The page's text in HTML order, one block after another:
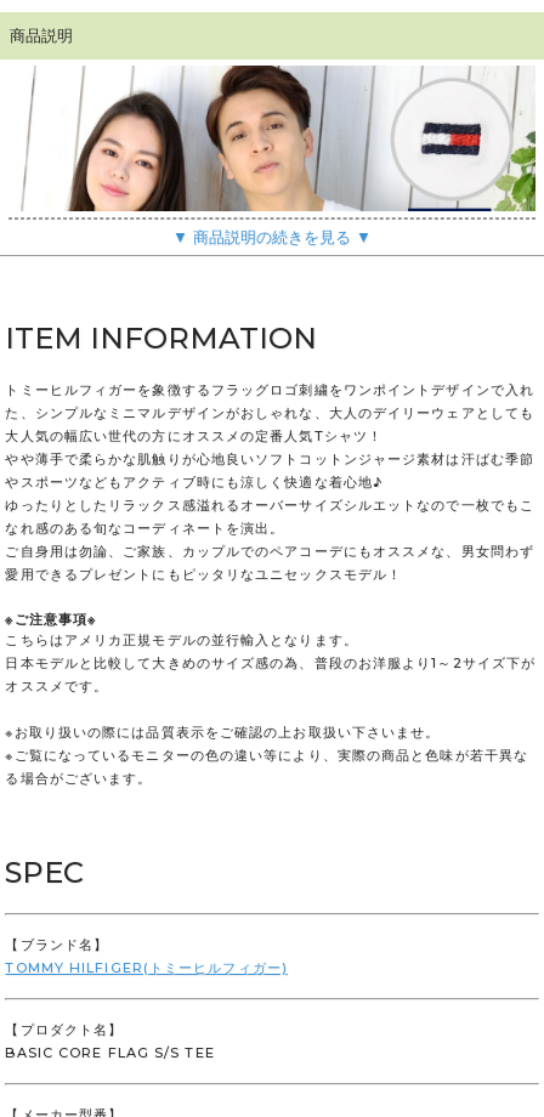
商品説明
▼ 商品説明の続きを見る ▼
ITEM INFORMATION
トミーヒルフィガーを象徴するフラッグロゴ刺繍をワンポイントデザインで入れ
た、シンプルなミニマルデザインがおしゃれな、大人のデイリーウェアとしても
大人気の幅広い世代の方にオススメの定番人気Tシャツ！
やや薄手で柔らかな肌触りが心地良いソフトコットンジャージ素材は汗ばむ季節
やスポーツなどもアクティブ時にも涼しく快適な着心地♪
ゆったりとしたリラックス感溢れるオーバーサイズシルエットなので一枚でもこ
なれ感のある旬なコーディネートを演出。
ご自身用は勿論、ご家族、カップルでのペアコーデにもオススメな、男女問わず
愛用できるプレゼントにもピッタリなユニセックスモデル！
※ご注意事項※
こちらはアメリカ正規モデルの並行輸入となります。
日本モデルと比較して大きめのサイズ感の為、普段のお洋服より1～2サイズ下が
オススメです。
※お取り扱いの際には品質表示をご確認の上お取扱い下さいませ。
※ご覧になっているモニターの色の違い等により、実際の商品と色味が若干異な
る場合がございます。
SPEC
【ブランド名】
TOMMY HILFIGER(トミーヒルフィガー)
【プロダクト名】
BASIC CORE FLAG S/S TEE